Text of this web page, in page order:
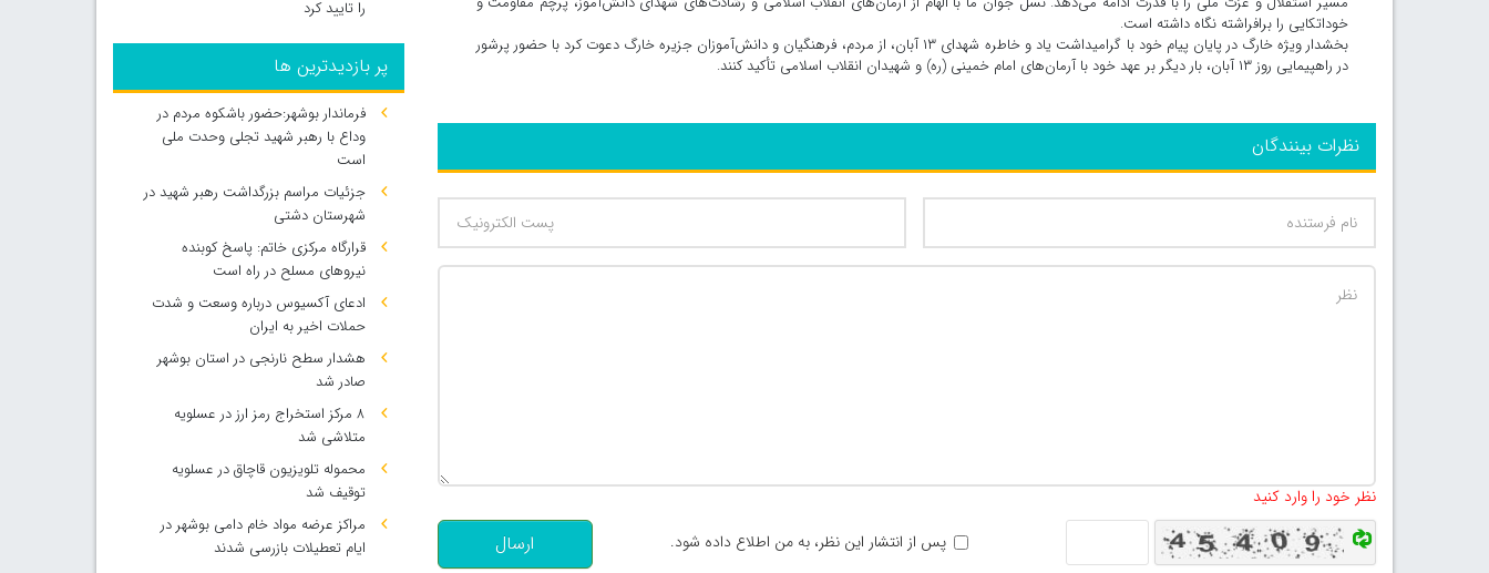
خوداتکایی را برافراشته نگاه داشته است.
بخشدار ویژه خارگ در پایان پیام خود با گرامیداشت یاد و خاطره شهدای ۱۳ آبان، از مردم، فرهنگیان و دانش‌آموزان جزیره خارگ دعوت کرد با حضور پرشور
در راهپیمایی روز ۱۳ آبان، بار دیگر بر عهد خود با آرمان‌های امام خمینی (ره) و شهیدان انقلاب اسلامی تأکید کنند.
نظرات بینندگان
نظر خود را وارد کنید
پس از انتشار این نظر، به من اطلاع داده شود.
ارسال
را تایید کرد
پر بازدیدترین ها
فرماندار بوشهر:حضور باشکوه مردم در
وداع با رهبر شهید تجلی وحدت ملی
است
جزئیات مراسم بزرگداشت رهبر شهید در
شهرستان دشتی
قرارگاه مرکزی خاتم: پاسخ کوبنده
نیروهای مسلح در راه است
ادعای آکسیوس درباره وسعت و شدت
حملات اخیر به ایران
هشدار سطح نارنجی در استان بوشهر
صادر شد
۸ مرکز استخراج رمز ارز در عسلویه
متلاشی شد
محموله تلویزیون قاچاق در عسلویه
توقیف شد
مراکز عرضه مواد خام دامی بوشهر در
ایام تعطیلات بازرسی شدند